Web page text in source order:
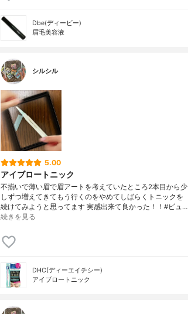
Dbe(ディービー)
眉毛美容液
シルシル
5.00
アイブロートニック
不揃いで薄い眉で眉アートを考えていたところ2本目から少
しずつ増えてきてもう行くのをやめてしばらくトニックを
続けてみようと思ってます 実感出来て良かった！！#ビュ…
続きを見る
DHC(ディーエイチシー)
アイブロートニック